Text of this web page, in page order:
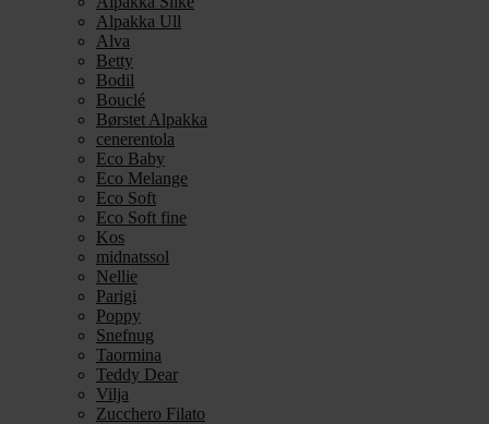
Alpakka Ull
Alva
Betty
Bodil
Bouclé
Børstet Alpakka
cenerentola
Eco Baby
Eco Melange
Eco Soft
Eco Soft fine
Kos
midnatssol
Nellie
Parigi
Poppy
Snefnug
Taormina
Teddy Dear
Vilja
Zucchero Filato